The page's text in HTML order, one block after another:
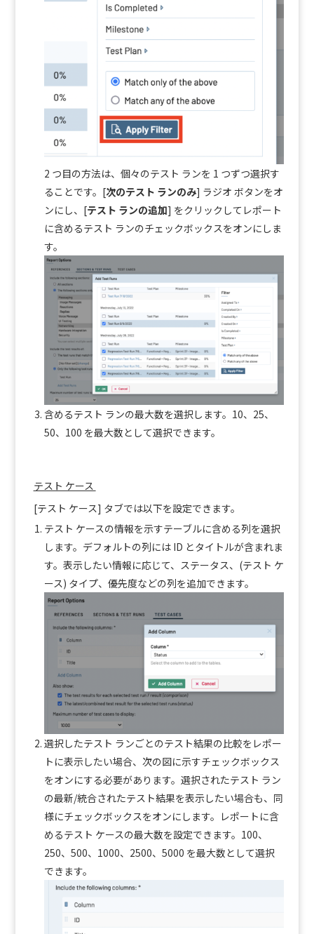
2 つ目の方法は、個々のテスト ランを 1 つずつ選択す
ることです。 [次のテスト ランのみ] ラジオ ボタンをオ
ンにし、[テスト ランの追加] をクリックしてレポート
に含めるテスト ランのチェックボックスをオンにしま
す。
含めるテスト ランの最大数を選択します。10、25、
50、100 を最大数として選択できます。
テスト ケース
[テスト ケース] タブでは以下を設定できます。
テスト ケースの情報を示すテーブルに含める列を選択
します。デフォルトの列には ID とタイトルが含まれま
す。表示したい情報に応じて、ステータス、(テスト ケ
ース) タイプ、優先度などの列を追加できます。
選択したテスト ランごとのテスト結果の比較をレポー
トに表示したい場合、次の図に示すチェックボックス
をオンにする必要があります。選択されたテスト ラン
の最新/統合されたテスト結果を表示したい場合も、同
様にチェックボックスをオンにします。レポートに含
めるテスト ケースの最大数を設定できます。100、
250、500、1000、2500、5000 を最大数として選択
できます。